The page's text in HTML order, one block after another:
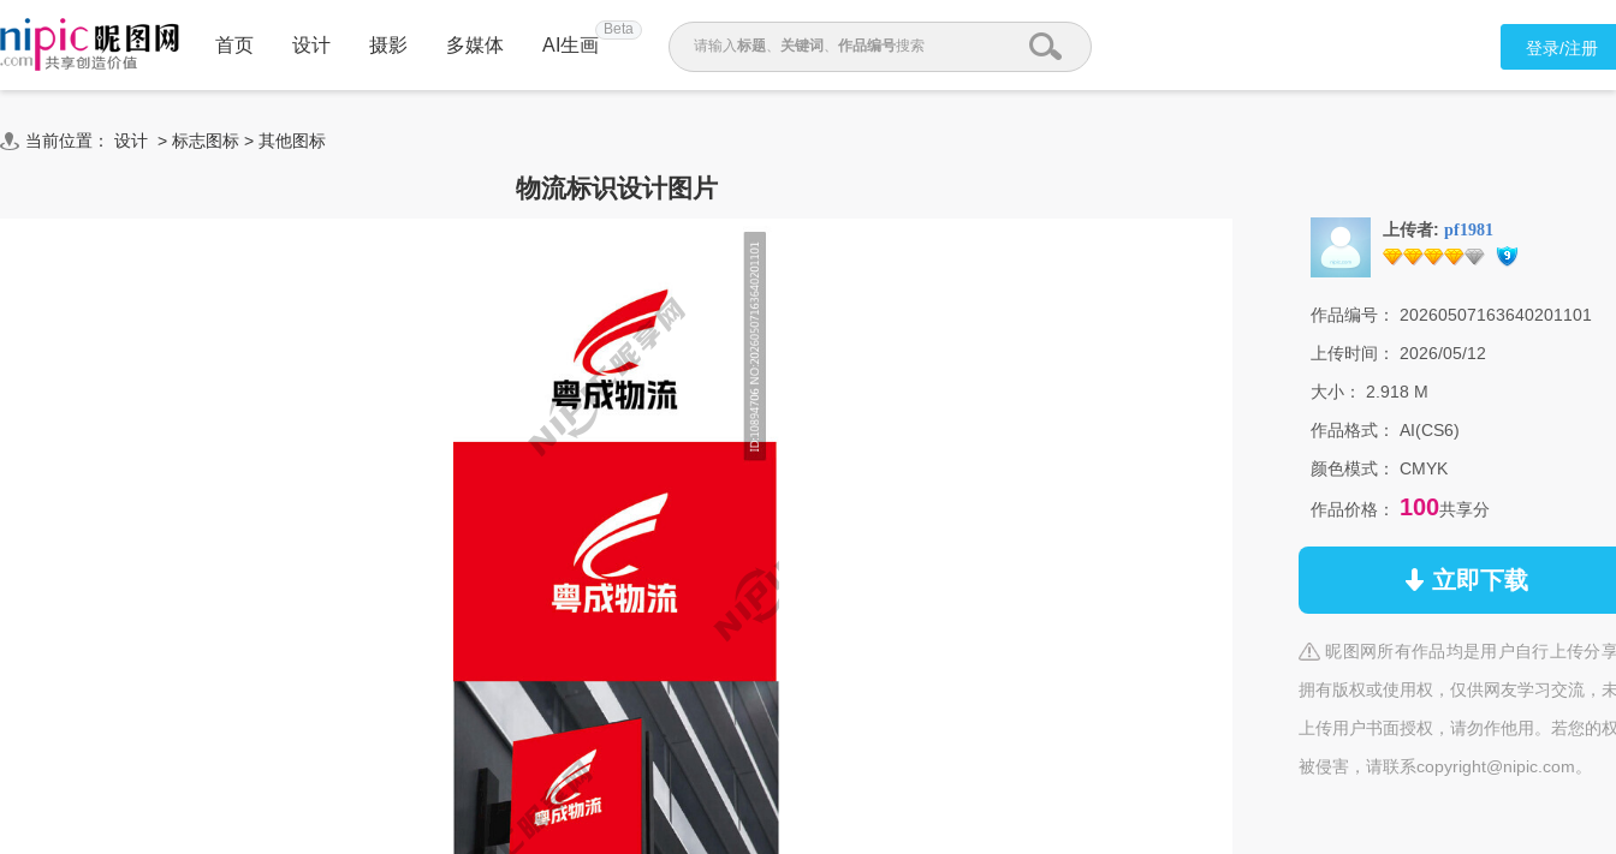
首页 设计 摄影 多媒体 AI生画
Beta
请输入标题、 关键词 、 作品编号搜索 登录/注册
当前位置： 设计 > 标志图标 > 其他图标
物流标识设计图片
上传者: pf1981
作品编号：
20260507163640201101
上传时间：
2026/05/12
大小：
2.918 M
作品格式：
AI(CS6)
颜色模式：
CMYK
作品价格： 100共享分
立即下载
昵图网所有作品均是用户自行上传分
拥有版权或使用权，仅供网友学习交流，
上传用户书面授权，请勿作他用。若您的
被侵害，请联系copyright@nipic.com。